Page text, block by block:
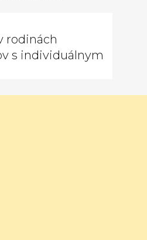
rodinách
s individuálnym